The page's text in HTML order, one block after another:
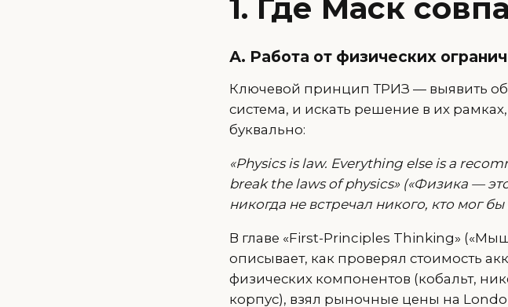
1. Где Маск
А. Работа от физических
Ключевой принцип ТРИЗ — выявить
система, и искать решение в их
буквально:
«Physics is law. Everything else is a
break the laws of physics» («Физика —
никогда не встречал никого, кто мог
В главе «First-Principles Thinking»
описывает, как проверял стоимость
физических компонентов (кобальт,
корпус), взял рыночные цены на